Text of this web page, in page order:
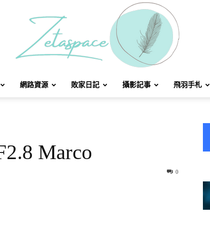
網路資源 敗家日記 攝影記事 飛羽手札
Marco
0